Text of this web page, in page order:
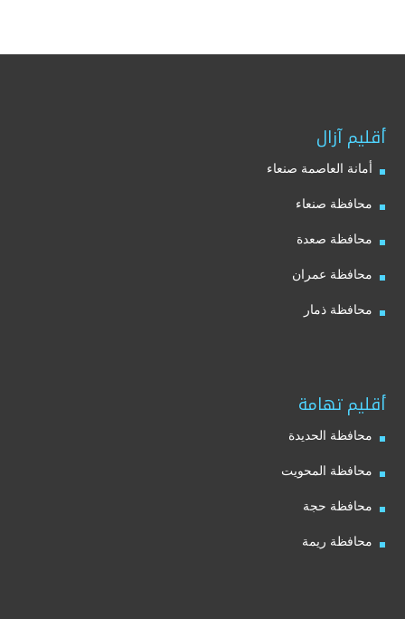
أقليم آزال
أمانة العاصمة صنعاء
محافظة صنعاء
محافظة صعدة
محافظة عمران
محافظة ذمار
أقليم تهامة
محافظة الحديدة
محافظة المحويت
محافظة حجة
محافظة ريمة